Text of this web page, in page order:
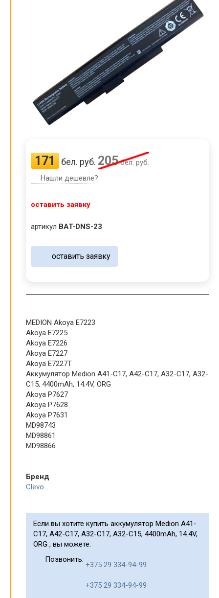
171 бел. руб. 205бел. руб.
Нашли дешевле?
оставить заявку
артикул BAT-DNS-23
оставить заявку
MEDION Akoya E7223
Akoya E7225
Akoya E7226
Akoya E7227
Akoya E7227T
Аккумулятор Medion A41-C17, A42-C17, A32-C17, A32-
C15, 4400mAh, 14.4V, ORG
Akoya P7627
Akoya P7628
Akoya P7631
MD98743
MD98861
MD98866
Бренд
Clevo
Если вы хотите купить аккумулятор Medion A41-
C17, A42-C17, A32-C17, A32-C15, 4400mAh, 14.4V,
ORG , вы можете:
Позвонить:
+375 29 334-94-99
+375 29 334-94-99